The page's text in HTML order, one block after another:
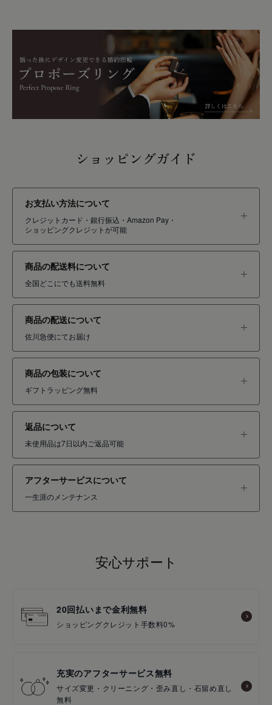
ショッピングガイド
お支払い方法について
クレジットカード・銀行振込・Amazon Pay・
ショッピングクレジットが可能
商品の配送料について
全国どこにでも送料無料
商品の配送について
佐川急便にてお届け
商品の包装について
ギフトラッピング無料
返品について
未使用品は7日以内ご返品可能
アフターサービスについて
一生涯のメンテナンス
安心サポート
20回払いまで金利無料
ショッピングクレジット手数料0%
充実のアフターサービス無料
サイズ変更・クリーニング・歪み直し・石留め直し
無料